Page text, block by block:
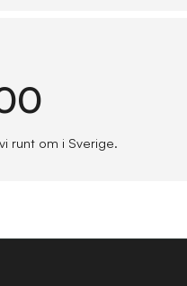
runt om i Sverige.